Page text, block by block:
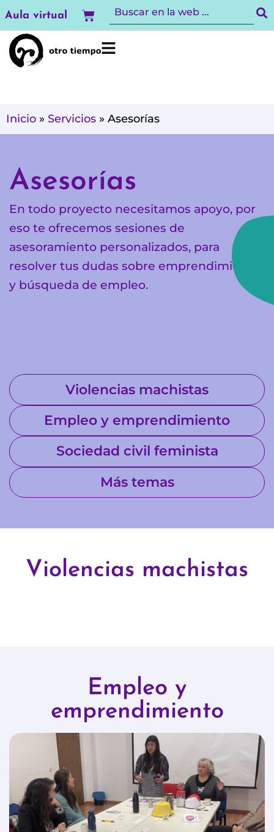
al
contenido
Aula virtual Carrito
Inicio » Servicios » Asesorías
Asesorías
En todo proyecto necesitamos apoyo, por
eso te ofrecemos sesiones de
asesoramiento personalizados, para
resolver tus dudas sobre emprendimiento
y búsqueda de empleo.
Violencias machistas
Empleo y emprendimiento
Sociedad civil feminista
Más temas
Violencias machistas
Empleo y
emprendimiento